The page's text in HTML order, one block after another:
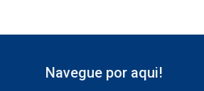
Navegue por aqui!